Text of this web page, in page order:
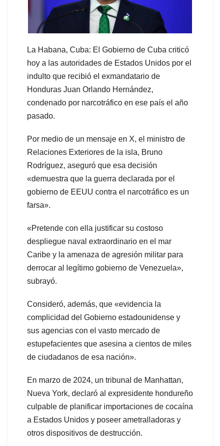
La Habana, Cuba: El Gobierno de Cuba criticó
hoy a las autoridades de Estados Unidos por el
indulto que recibió el exmandatario de
Honduras Juan Orlando Hernández,
condenado por narcotráfico en ese país el año
pasado.
Por medio de un mensaje en X, el ministro de
Relaciones Exteriores de la isla, Bruno
Rodríguez, aseguró que esa decisión
«demuestra que la guerra declarada por el
gobierno de EEUU contra el narcotráfico es un
farsa».
«Pretende con ella justificar su costoso
despliegue naval extraordinario en el mar
Caribe y la amenaza de agresión militar para
derrocar al legítimo gobierno de Venezuela»,
subrayó.
Consideró, además, que «evidencia la
complicidad del Gobierno estadounidense y
sus agencias con el vasto mercado de
estupefacientes que asesina a cientos de miles
de ciudadanos de esa nación».
En marzo de 2024, un tribunal de Manhattan,
Nueva York, declaró al expresidente hondureño
culpable de planificar importaciones de cocaína
a Estados Unidos y poseer ametralladoras y
otros dispositivos de destrucción.